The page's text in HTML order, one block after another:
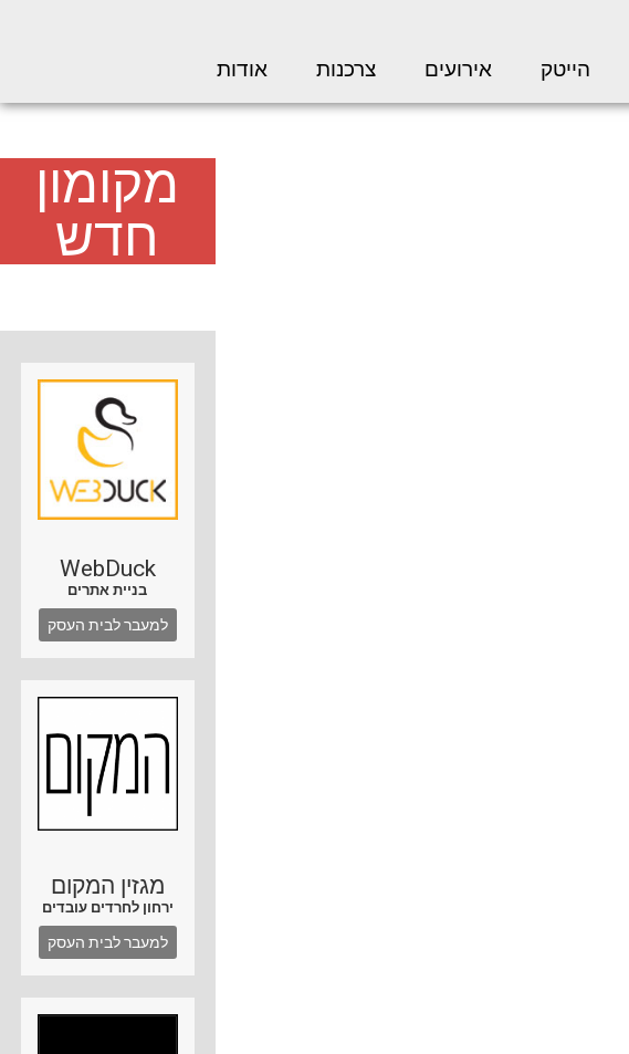
הייטק אירועים צרכנות אודות
מקומון
חדש
WebDuck
בניית אתרים
למעבר לבית העסק
מגזין המקום
ירחון לחרדים עובדים
למעבר לבית העסק